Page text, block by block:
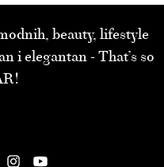
beauty, lifestyle
i elegantan - That’s so